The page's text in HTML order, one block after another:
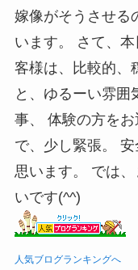
嫁像がそうさせる
います。 さて、
客様は、比較的、
と、ゆるーい雰囲
事、 体験の方を
で、少し緊張。
思います。 では
いです(^^)
人気ブログランキングへ